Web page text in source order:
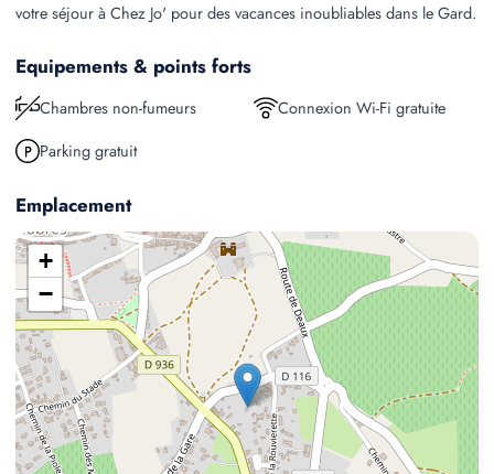
votre séjour à Chez Jo' pour des vacances inoubliables dans le Gard.
Equipements & points forts
Chambres non-fumeurs
Connexion Wi-Fi gratuite
Parking gratuit
Emplacement
+
−